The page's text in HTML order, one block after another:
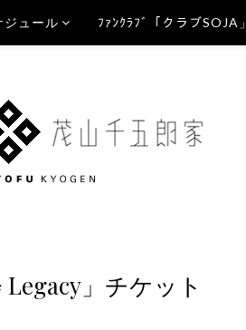
ジュール ﾌｧﾝｸﾗﾌﾞ「クラブSOJA」
」チケット